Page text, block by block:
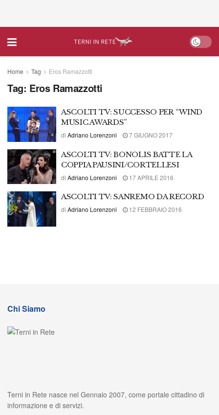
Home Tag Eros Ramazzotti
Tag: Eros Ramazzotti
ASCOLTI TV: SUCCESSO PER “WIND
MUSIC AWARDS”
di Adriano Lorenzoni 7 GIUGNO 2017
ASCOLTI TV: BONOLIS BATTE LA
COPPIA PAUSINI/CORTELLESI
di Adriano Lorenzoni 17 APRILE 2016
ASCOLTI TV: SANREMO DA RECORD
di Adriano Lorenzoni 12 FEBBRAIO 2016
Chi Siamo
Terni in Rete nasce nel Gennaio 2007, come portale cittadino di
informazione e di servizi.